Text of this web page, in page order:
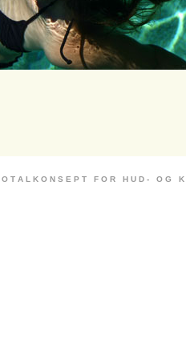
O T A L K O N S E P T F O R H U D - O G